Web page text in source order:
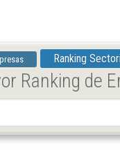
Ranking
Ranking de